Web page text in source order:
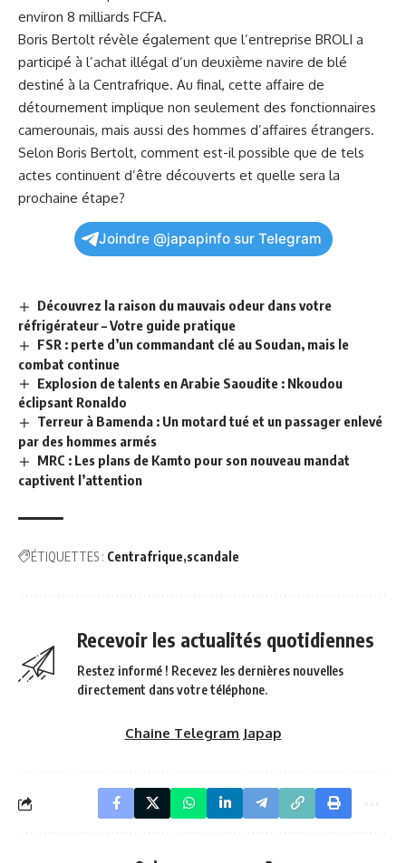
environ 8 milliards FCFA.
Boris Bertolt révèle également que l’entreprise ‍BROLI a
participé à l’achat illégal d’un deuxième navire de blé⁤
destiné à la Centrafrique. Au final, cette⁢ affaire de
détournement implique non seulement des fonctionnaires
camerounais, mais aussi des hommes d’affaires‍ étrangers.
Selon Boris Bertolt, comment est-il possible que ‍de tels
actes continuent d’être‌ découverts⁤ et quelle ⁣sera ⁣la
prochaine étape?
Joindre @japapinfo sur Telegram
Découvrez la raison du mauvais odeur dans votre
réfrigérateur – Votre guide pratique
FSR : perte d’un commandant clé au Soudan, mais le
combat continue
Explosion de talents en Arabie Saoudite : Nkoudou
éclipsant Ronaldo
Terreur à Bamenda : Un motard tué et un passager enlevé
par des hommes armés
MRC : Les plans de Kamto pour son nouveau mandat
captivent l’attention
ÉTIQUETTES : Centrafrique scandale
Recevoir les actualités quotidiennes
Restez informé ! Recevez les dernières nouvelles
directement dans votre téléphone.
Chaine Telegram Japap